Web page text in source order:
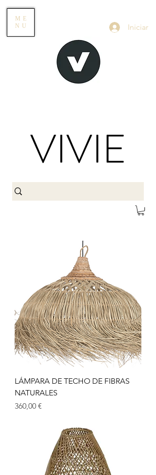
ME
NU
Iniciar
VIVIE
LÁMPARA DE TECHO DE FIBRAS
NATURALES
Precio
360,00 €